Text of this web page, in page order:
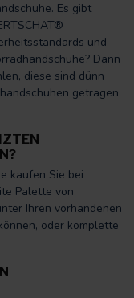
Es gibt
und
Dann
diese sind dünn
getragen
kaufen Sie bei
Palette von
Ihren vorhandenen
oder komplette